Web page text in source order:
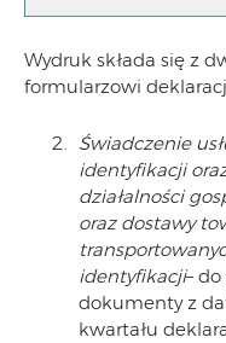
Wydruk składa się z
formularzowi
Świadczenie
identyfikacji
działalności
oraz dostawy
identyfikacji–
dokumenty z
kwartału